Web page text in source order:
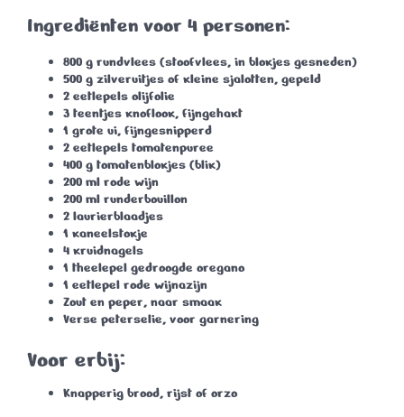
Ingrediënten voor 4 personen:
800 g rundvlees (stoofvlees, in blokjes gesneden)
500 g zilveruitjes of kleine sjalotten, gepeld
2 eetlepels olijfolie
3 teentjes knoflook, fijngehakt
1 grote ui, fijngesnipperd
2 eetlepels tomatenpuree
400 g tomatenblokjes (blik)
200 ml rode wijn
200 ml runderbouillon
2 laurierblaadjes
1 kaneelstokje
4 kruidnagels
1 theelepel gedroogde oregano
1 eetlepel rode wijnazijn
Zout en peper, naar smaak
Verse peterselie, voor garnering
Voor erbij:
Knapperig brood, rijst of orzo